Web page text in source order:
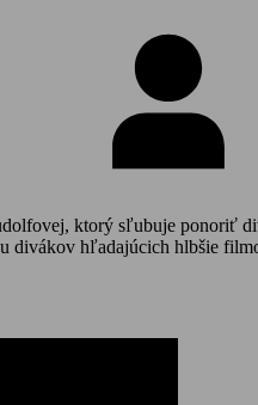
ktorý sľubuje ponoriť
divákov hľadajúcich hlbšie